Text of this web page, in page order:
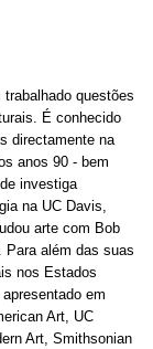
questões
É conhecido
directamente na
anos 90 - bem
investiga
na UC Davis,
arte com Bob
Para além das suas
nos Estados
em
Art, UC
Art, Smithsonian